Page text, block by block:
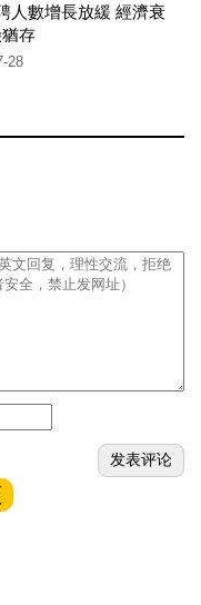
人數增長放緩 經濟衰
存
28